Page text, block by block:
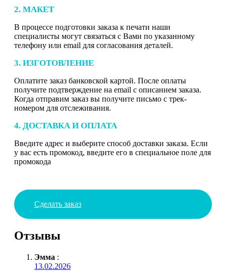
2. МАКЕТ
В процессе подготовки заказа к печати наши
специалисты могут связаться с Вами по указанному
телефону или email для согласования деталей.
3. ИЗГОТОВЛЕНИЕ
Оплатите заказ банковской картой. После оплаты
получите подтверждение на email с описанием заказа.
Когда отправим заказ вы получите письмо с трек-
номером для отслеживания.
4. ДОСТАВКА И ОПЛАТА
Введите адрес и выберите способ доставки заказа. Если
у вас есть промокод, введите его в специальное поле для
промокода
Сделать заказ
Отзывы
Эмма :
13.02.2026